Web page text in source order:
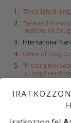
“Drug
“Selected
Institute on
International
Office of Drug
“Prescription
a Drug-Free
Subcommittee
Center for